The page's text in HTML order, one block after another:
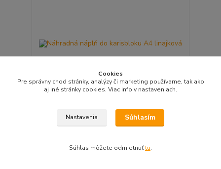
Náhradná náplň do karisbloku A4 linajková
bez DPH
Cookies
Pre správny chod stránky, analýzy či marketing používame, tak ako
aj iné stránky cookies. Viac info v nastaveniach.
Nastavenia Súhlasím
Súhlas môžete odmietnuťtu.